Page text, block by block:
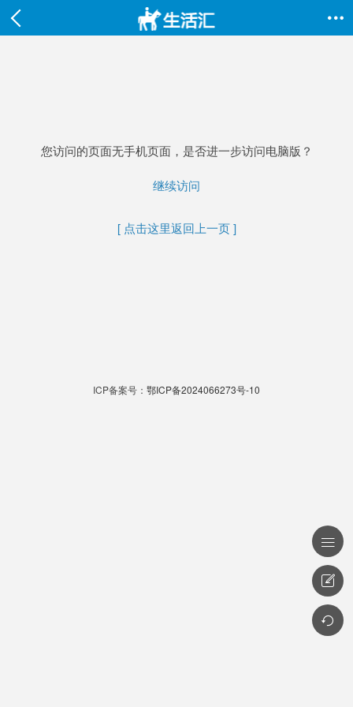

您访问的页面无手机页面，是否进一步访问电脑版？
继续访问
[ 点击这里返回上一页 ]
ICP备案号： 鄂ICP备2024066273号-10


